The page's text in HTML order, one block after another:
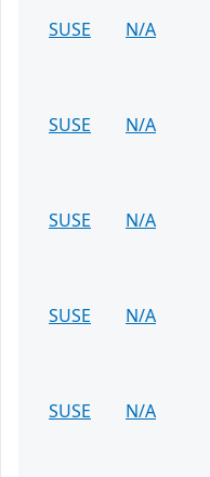
SUSE
N/A
SUSE
N/A
SUSE
N/A
SUSE
N/A
SUSE
N/A